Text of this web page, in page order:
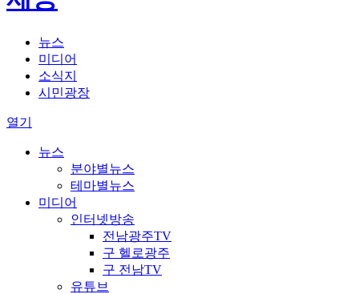
뉴스
미디어
소식지
시민광장
열기
뉴스
분야별뉴스
테마별뉴스
미디어
인터넷방송
전남광주TV
구 헬로광주
구 전남TV
유튜브